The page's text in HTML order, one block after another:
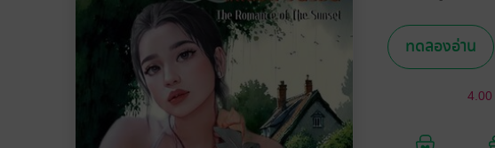
ทดลองอ่าน
4.00